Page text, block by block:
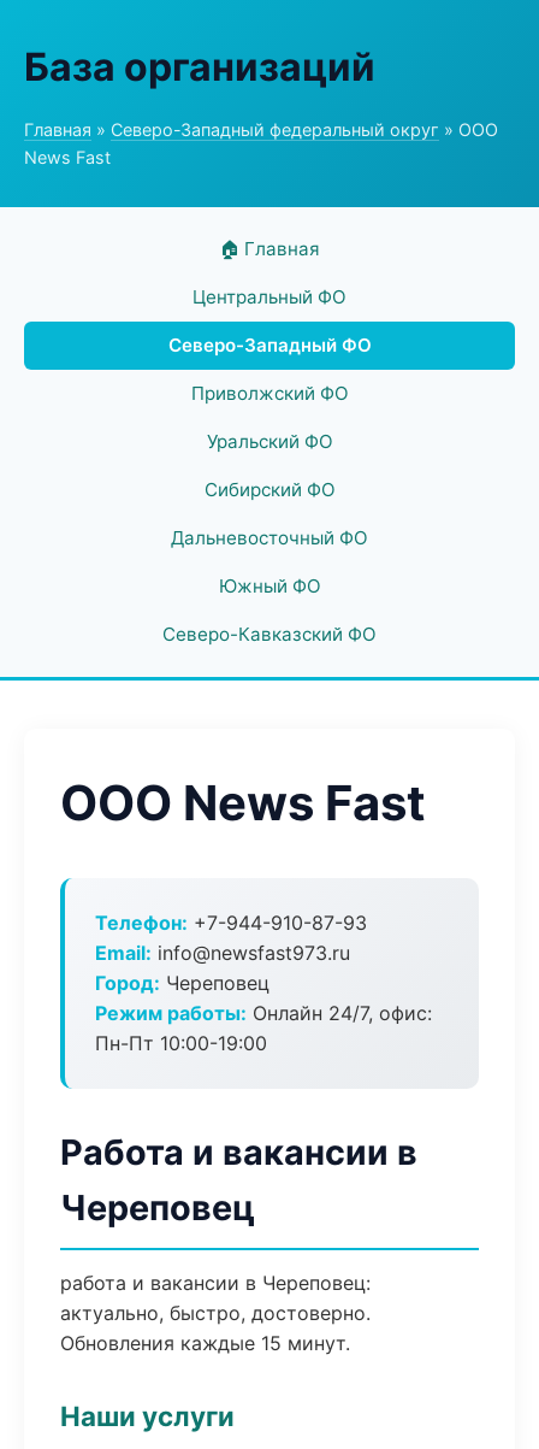
База организаций
Главная » Северо-Западный федеральный округ » ООО
News Fast
🏠 Главная
Центральный ФО
Северо-Западный ФО
Приволжский ФО
Уральский ФО
Сибирский ФО
Дальневосточный ФО
Южный ФО
Северо-Кавказский ФО
ООО News Fast
Телефон: +7-944-910-87-93
Email: info@newsfast973.ru
Город: Череповец
Режим работы: Онлайн 24/7, офис:
Пн-Пт 10:00-19:00
Работа и вакансии в
Череповец
работа и вакансии в Череповец:
актуально, быстро, достоверно.
Обновления каждые 15 минут.
Наши услуги